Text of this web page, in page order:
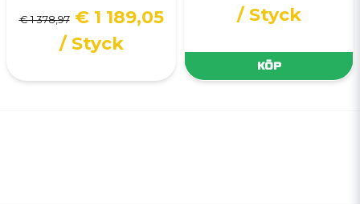
€ 1 378,97 € 1 189,05
/ Styck
/ Styck
KÖP